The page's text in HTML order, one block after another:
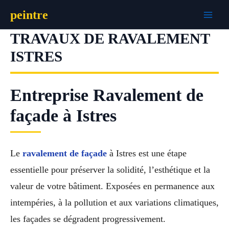
contenu
peintre
TRAVAUX DE RAVALEMENT
ISTRES
Entreprise Ravalement de
façade à Istres
Le ravalement de façade à Istres est une étape
essentielle pour préserver la solidité, l’esthétique et la
valeur de votre bâtiment. Exposées en permanence aux
intempéries, à la pollution et aux variations climatiques,
les façades se dégradent progressivement.